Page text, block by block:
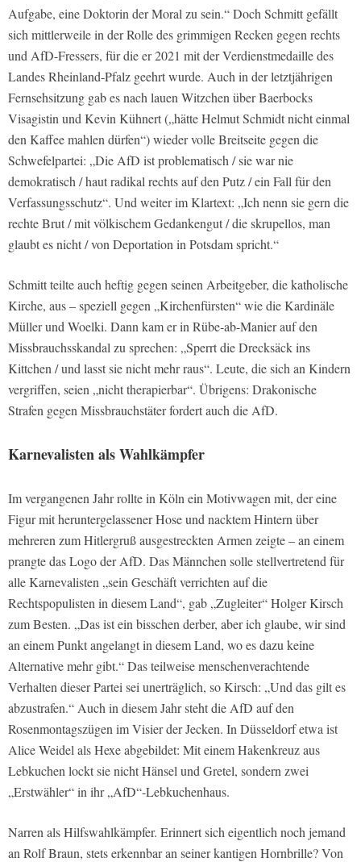
Aufgabe, eine Doktorin der Moral zu sein.“ Doch Schmitt gefällt
sich mittlerweile in der Rolle des grimmigen Recken gegen rechts
und AfD-Fressers, für die er 2021 mit der Verdienstmedaille des
Landes Rheinland-Pfalz geehrt wurde. Auch in der letztjährigen
Fernsehsitzung gab es nach lauen Witzchen über Baerbocks
Visagistin und Kevin Kühnert („hätte Helmut Schmidt nicht einmal
den Kaﬀee mahlen dürfen“) wieder volle Breitseite gegen die
Schwefelpartei: „Die AfD ist problematisch / sie war nie
demokratisch / haut radikal rechts auf den Putz / ein Fall für den
Verfassungsschutz“. Und weiter im Klartext: „Ich nenn sie gern die
rechte Brut / mit völkischem Gedankengut / die skrupellos, man
glaubt es nicht / von Deportation in Potsdam spricht.“
Schmitt teilte auch heftig gegen seinen Arbeitgeber, die katholische
Kirche, aus – speziell gegen „Kirchenfürsten“ wie die Kardinäle
Müller und Woelki. Dann kam er in Rübe-ab-Manier auf den
Missbrauchsskandal zu sprechen: „Sperrt die Drecksäck ins
Kittchen / und lasst sie nicht mehr raus“. Leute, die sich an Kindern
vergriﬀen, seien „nicht therapierbar“. Übrigens: Drakonische
Strafen gegen Missbrauchstäter fordert auch die AfD.
Karnevalisten als Wahlkämpfer
Im vergangenen Jahr rollte in Köln ein Motivwagen mit, der eine
Figur mit heruntergelassener Hose und nacktem Hintern über
mehreren zum Hitlergruß ausgestreckten Armen zeigte – an einem
prangte das Logo der AfD. Das Männchen solle stellvertretend für
alle Karnevalisten „sein Geschäft verrichten auf die
Rechtspopulisten in diesem Land“, gab „Zugleiter“ Holger Kirsch
zum Besten. „Das ist ein bisschen derber, aber ich glaube, wir sind
an einem Punkt angelangt in diesem Land, wo es dazu keine
Alternative mehr gibt.“ Das teilweise menschenverachtende
Verhalten dieser Partei sei unerträglich, so Kirsch: „Und das gilt es
abzustrafen.“ Auch in diesem Jahr steht die AfD auf den
Rosenmontagszügen im Visier der Jecken. In Düsseldorf etwa ist
Alice Weidel als Hexe abgebildet: Mit einem Hakenkreuz aus
Lebkuchen lockt sie nicht Hänsel und Gretel, sondern zwei
„Erstwähler“ in ihr „AfD“-Lebkuchenhaus.
Narren als Hilfswahlkämpfer. Erinnert sich eigentlich noch jemand
an Rolf Braun, stets erkennbar an seiner kantigen Hornbrille? Von